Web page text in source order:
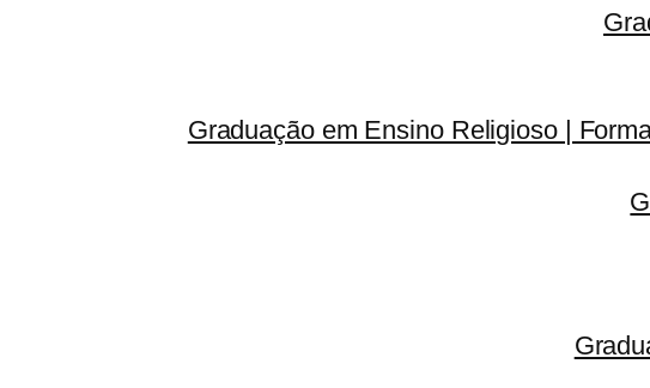
Graduação em Ensino Religioso |